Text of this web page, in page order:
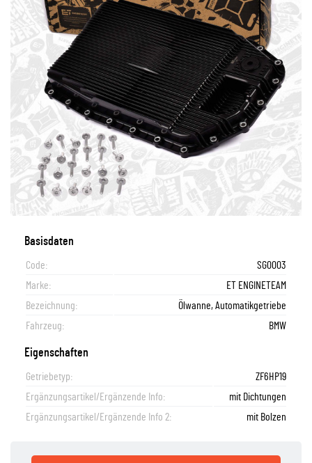
Basisdaten
Code:
SG0003
Marke:
ET ENGINETEAM
Bezeichnung:
Ölwanne, Automatikgetriebe
Fahrzeug:
BMW
Eigenschaften
Getriebetyp:
ZF6HP19
Ergänzungsartikel/Ergänzende Info:
mit Dichtungen
Ergänzungsartikel/Ergänzende Info 2:
mit Bolzen